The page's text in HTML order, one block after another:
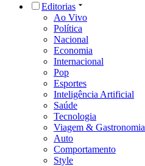
Editorias
Ao Vivo
Política
Nacional
Economia
Internacional
Pop
Esportes
Inteligência Artificial
Saúde
Tecnologia
Viagem & Gastronomia
Auto
Comportamento
Style